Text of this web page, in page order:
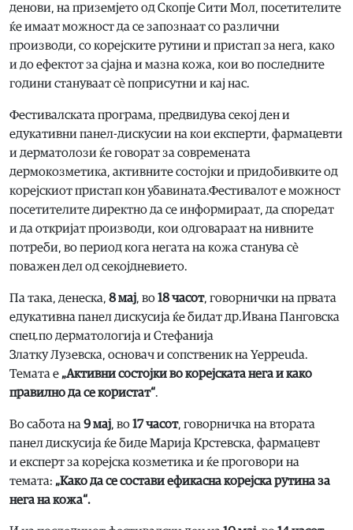
денови, на приземјето од Скопје Сити Мол, посетителите
ќе имаат можност да се запознаат со различни
производи, со корејските рутини и пристап за нега, како
и до ефектот за сјајна и мазна кожа, кои во последните
години стануваат сè поприсутни и кај нас.
Фестивалската програма, предвидува секој ден и
едукативни панел-дискусии на кои експерти, фармацевти
и дерматолози ќе говорат за современата
дермокозметика, активните состојки и придобивките од
корејскиот пристап кон убавината.Фестивалот е можност
посетителите директно да се информираат, да споредат
и да откријат производи, кои одговараат на нивните
потреби, во период кога негата на кожа станува сè
поважен дел од секојдневието.
Па така, денеска, 8 мај, во18 часот, говорнички на првата
едукативна панел дискусија ќе бидат др.Ивана Панговска
спец.по дерматологија и Стефанија
Златку Лузевска, основач и сопственик на Yeppeuda.
Темата е „Активни состојки во корејската нега и како
правилно да се користат“.
Во сабота на 9 мај, во17 часот, говорничка на втората
панел дискусија ќе биде Марија Крстевска, фармацевт
и експерт за корејска козметика и ќе проговори на
темата: „Како да се состави ефикасна корејска рутина за
нега на кожа“.